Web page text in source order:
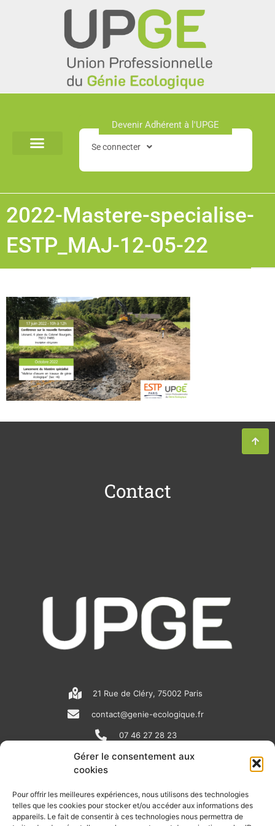
Gérer le consentement aux
cookies
Pour offrir les meilleures expériences, nous utilisons des technologies
telles que les cookies pour stocker et/ou accéder aux informations des
appareils. Le fait de consentir à ces technologies nous permettra de
Devenir Adhérent à l'UPGE​
Se connecter
2022-Mastere-specialise-
ESTP_MAJ-12-05-22
Contact
21 Rue de Cléry, 75002 Paris
contact@genie-ecologique.fr
07 46 27 28 23
N
e
w
i
n
o
u